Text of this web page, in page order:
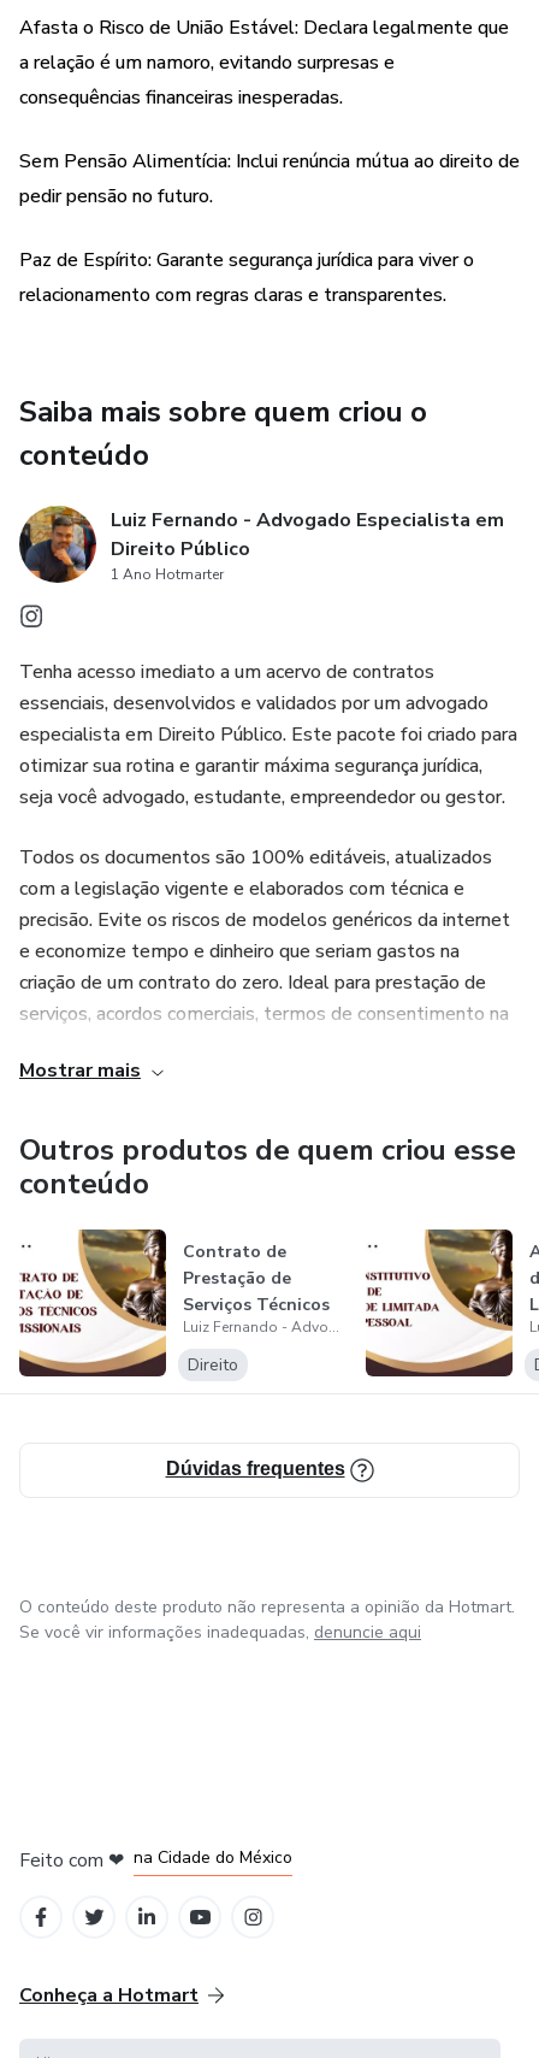
Afasta o Risco de União Estável: Declara legalmente que
a relação é um namoro, evitando surpresas e
consequências financeiras inesperadas.
Sem Pensão Alimentícia: Inclui renúncia mútua ao direito de
pedir pensão no futuro.
Paz de Espírito: Garante segurança jurídica para viver o
relacionamento com regras claras e transparentes.
Saiba mais sobre quem criou o
conteúdo
Luiz Fernando - Advogado Especialista em
Direito Público
1 Ano Hotmarter
Tenha acesso imediato a um acervo de contratos
essenciais, desenvolvidos e validados por um advogado
especialista em Direito Público. Este pacote foi criado para
otimizar sua rotina e garantir máxima segurança jurídica,
seja você advogado, estudante, empreendedor ou gestor.
Todos os documentos são 100% editáveis, atualizados
com a legislação vigente e elaborados com técnica e
precisão. Evite os riscos de modelos genéricos da internet
e economize tempo e dinheiro que seriam gastos na
criação de um contrato do zero. Ideal para prestação de
serviços, acordos comerciais, termos de consentimento na
de profissionalismo e segurança dos seus negócios.
Mostrar mais
Outros produtos de quem criou esse
conteúdo
Contrato de
Prestação de
Serviços Técnicos
Profissionais
Luiz Fernando - Advogado Especialista em Direito Público
Direito
Dúvidas frequentes
O conteúdo deste produto não representa a opinião da Hotmart.
Se você vir informações inadequadas, denuncie aqui
Feito com ❤ na Cidade do México
Conheça a Hotmart